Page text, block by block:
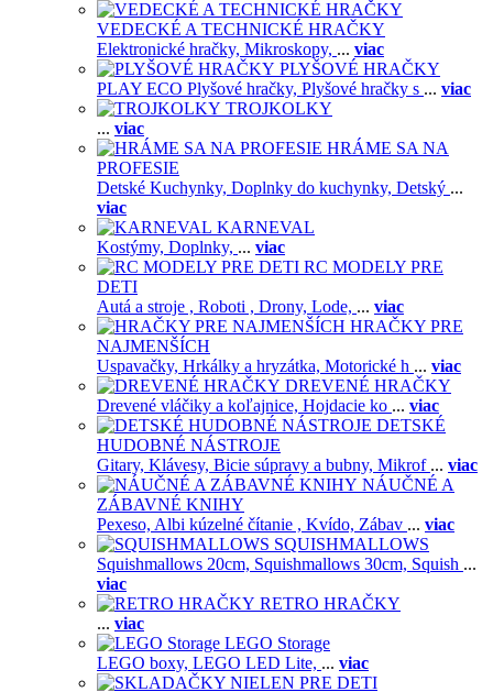
VEDECKÉ A TECHNICKÉ HRAČKY
Elektronické hračky, Mikroskopy, ... viac
PLYŠOVÉ HRAČKY
PLAY ECO Plyšové hračky, Plyšové hračky s ... viac
TROJKOLKY
... viac
HRÁME SA NA
PROFESIE
Detské Kuchynky, Doplnky do kuchynky, Detský ...
viac
KARNEVAL
Kostýmy, Doplnky, ... viac
RC MODELY PRE
DETI
Autá a stroje , Roboti , Drony, Lode, ... viac
HRAČKY PRE
NAJMENŠÍCH
Uspavačky, Hrkálky a hryzátka, Motorické h ... viac
DREVENÉ HRAČKY
Drevené vláčiky a koľajnice, Hojdacie ko ... viac
DETSKÉ
HUDOBNÉ NÁSTROJE
Gitary, Klávesy, Bicie súpravy a bubny, Mikrof ... viac
NÁUČNÉ A
ZÁBAVNÉ KNIHY
Pexeso, Albi kúzelné čítanie , Kvído, Zábav ... viac
SQUISHMALLOWS
Squishmallows 20cm, Squishmallows 30cm, Squish ...
viac
RETRO HRAČKY
... viac
LEGO Storage
LEGO boxy, LEGO LED Lite, ... viac